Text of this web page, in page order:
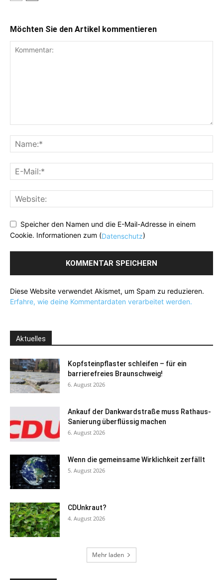
Möchten Sie den Artikel kommentieren
Speicher den Namen und die E-Mail-Adresse in einem
Cookie. Informationen zum (Datenschutz)
Diese Website verwendet Akismet, um Spam zu reduzieren.
Erfahre, wie deine Kommentardaten verarbeitet werden.
Aktuelles
Kopfsteinpflaster schleifen – für ein
barrierefreies Braunschweig!
6. August 2026
Ankauf der Dankwardstraße muss Rathaus-
Sanierung überflüssig machen
6. August 2026
Wenn die gemeinsame Wirklichkeit zerfällt
5. August 2026
CDUnkraut?
4. August 2026
Mehr laden